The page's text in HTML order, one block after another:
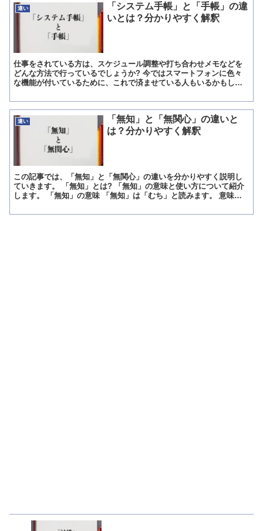
違い
「システム手帳」と「手帳」の違
いとは？分かりやすく解釈
仕事をされている方は、スケジュール調整や打ち合わせメモなどを
どんな方法で行っているでしょうか? 今ではスマートフォンに色々
な機能が付いているために、これで済ませている人もいるかもしれ
違い
「無知」と「無関心」の違いと
は？分かりやすく解釈
この記事では、「無知」と「無関心」の違いを分かりやすく説明し
ていきます。 「無知」とは? 「無知」の意味と使い方について紹介
します。 「無知」の意味 「無知」は「むち」と読みます。 意味は